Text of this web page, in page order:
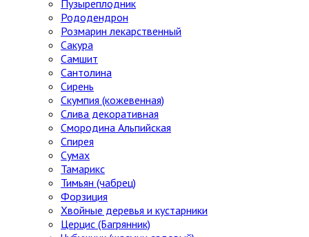
Пузыреплодник
Рододендрон
Розмарин лекарственный
Сакура
Самшит
Сантолина
Сирень
Скумпия (кожевенная)
Слива декоративная
Смородина Альпийская
Спирея
Сумах
Тамарикс
Тимьян (чабрец)
Форзиция
Хвойные деревья и кустарники
Церцис (Багрянник)